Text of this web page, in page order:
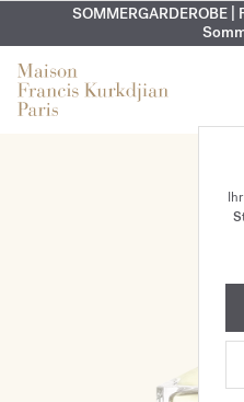
EXKLUSIV | Erhalten Sie OUD
KOSTENLOSE GRAVUR |
9.
SOMMERGARDEROBE